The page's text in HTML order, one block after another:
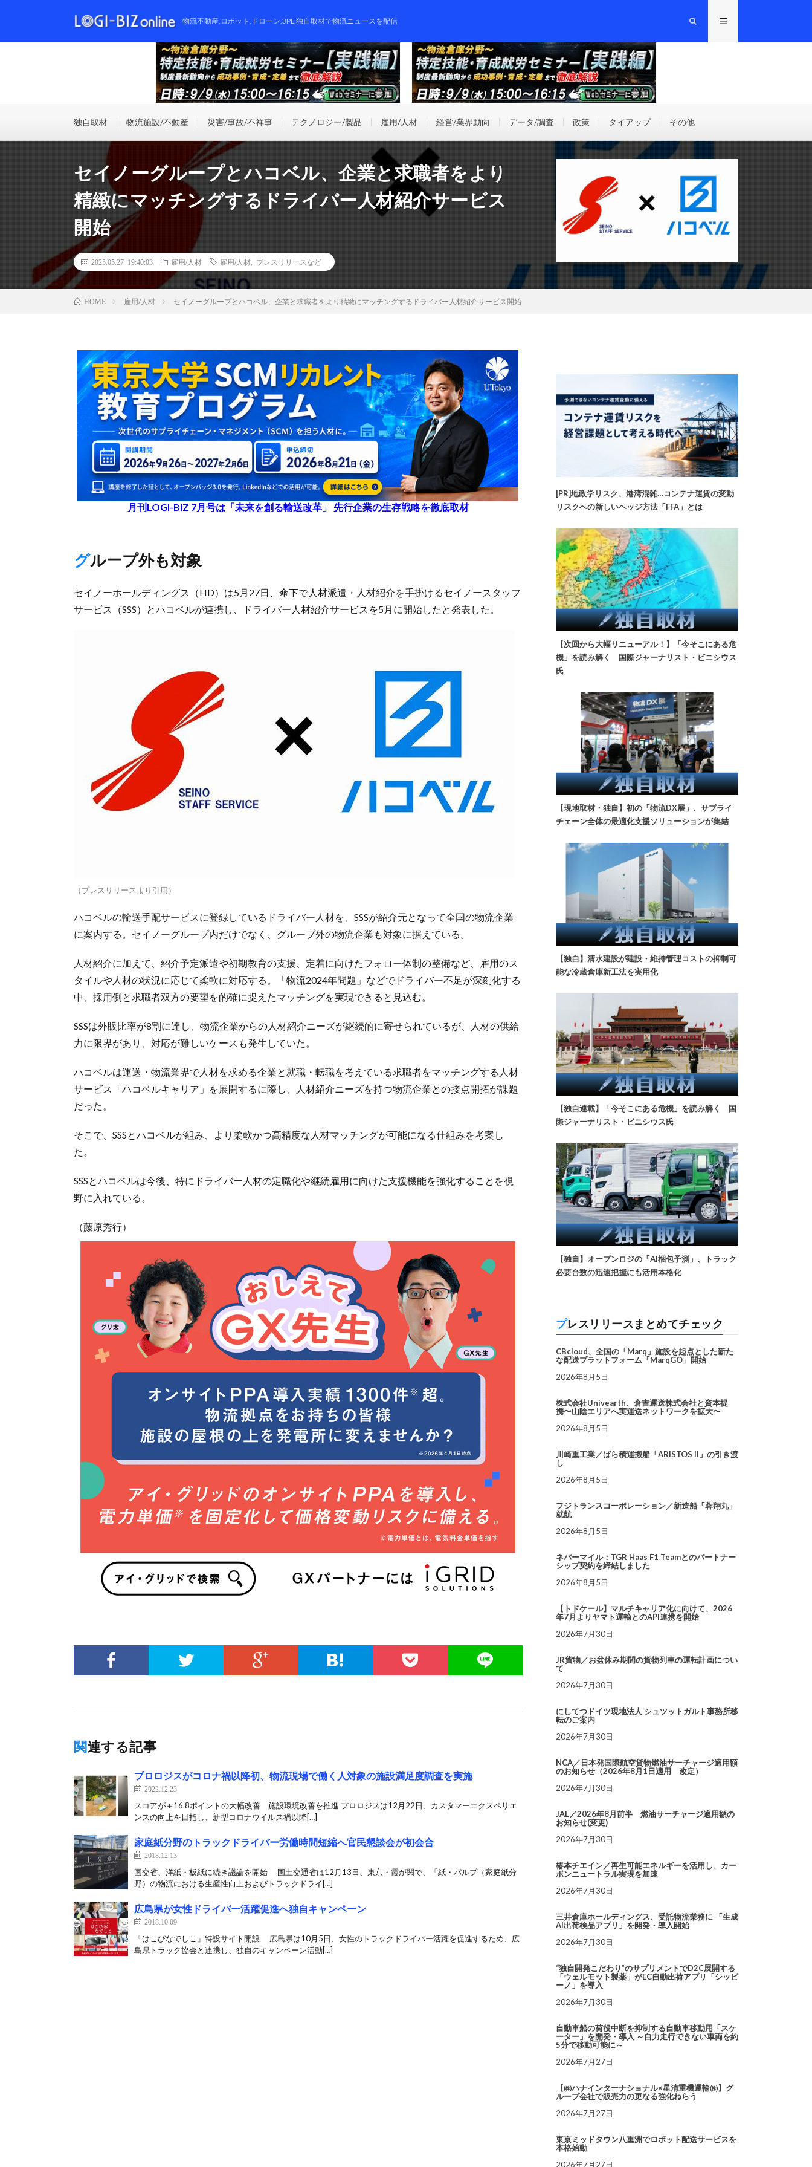
物流不動産,ロボット,ドローン,3PL,独自取材で物流ニュースを配信
独自取材 物流施設/不動産 災害/事故/不祥事 テクノロジー/製品 雇用/人材 経営/業界動向 データ/調査 政策 タイアップ その他
セイノーグループとハコベル、企業と求職者をより
精緻にマッチングするドライバー人材紹介サービス
開始
2025.05.27 19:40:03 雇用/人材 雇用/人材 プレスリリースなど
HOME 雇用/人材 セイノーグループとハコベル、企業と求職者をより精緻にマッチングするドライバー人材紹介サービス開始
月刊LOGI-BIZ 7月号は「未来を創る輸送改革」 先行企業の生存戦略を徹底取材
グループ外も対象
セイノーホールディングス（HD）は5月27日、傘下で人材派遣・人材紹介を手掛けるセイノースタッフ
サービス（SSS）とハコベルが連携し、ドライバー人材紹介サービスを5月に開始したと発表した。
（プレスリリースより引用）
ハコベルの輸送手配サービスに登録しているドライバー人材を、SSSが紹介元となって全国の物流企業
に案内する。セイノーグループ内だけでなく、グループ外の物流企業も対象に据えている。
人材紹介に加えて、紹介予定派遣や初期教育の支援、定着に向けたフォロー体制の整備など、雇用のス
タイルや人材の状況に応じて柔軟に対応する。「物流2024年問題」などでドライバー不足が深刻化する
中、採用側と求職者双方の要望を的確に捉えたマッチングを実現できると見込む。
SSSは外販比率が8割に達し、物流企業からの人材紹介ニーズが継続的に寄せられているが、人材の供給
力に限界があり、対応が難しいケースも発生していた。
ハコベルは運送・物流業界で人材を求める企業と就職・転職を考えている求職者をマッチングする人材
サービス「ハコベルキャリア」を展開するに際し、人材紹介ニーズを持つ物流企業との接点開拓が課題
だった。
そこで、SSSとハコベルが組み、より柔軟かつ高精度な人材マッチングが可能になる仕組みを考案し
た。
SSSとハコベルは今後、特にドライバー人材の定職化や継続雇用に向けた支援機能を強化することを視
野に入れている。
（藤原秀行）
関連する記事
プロロジスがコロナ禍以降初、物流現場で働く人対象の施設満足度調査を実施
2022.12.23
スコアが＋16.8ポイントの大幅改善 施設環境改善を推進 プロロジスは12月22日、カスタマーエクスペリエ
ンスの向上を目指し、新型コロナウイルス禍以降[…]
家庭紙分野のトラックドライバー労働時間短縮へ官民懇談会が初会合
2018.12.13
国交省、洋紙・板紙に続き議論を開始 国土交通省は12月13日、東京・霞が関で、「紙・パルプ（家庭紙分
野）の物流における生産性向上およびトラックドライ[…]
広島県が女性ドライバー活躍促進へ独自キャンペーン
2018.10.09
「はこびなでしこ」特設サイト開設 広島県は10月5日、女性のトラックドライバー活躍を促進するため、広
島県トラック協会と連携し、独自のキャンペーン活動[…]
[PR]地政学リスク、港湾混雑…コンテナ運賃の変動
リスクへの新しいヘッジ方法「FFA」とは
【次回から大幅リニューアル！】「今そこにある危
機」を読み解く 国際ジャーナリスト・ビニシウス
氏
【現地取材・独自】初の「物流DX展」、サプライ
チェーン全体の最適化支援ソリューションが集結
【独自】清水建設が建設・維持管理コストの抑制可
能な冷蔵倉庫新工法を実用化
【独自連載】「今そこにある危機」を読み解く 国
際ジャーナリスト・ビニシウス氏
【独自】オープンロジの「AI梱包予測」、トラック
必要台数の迅速把握にも活用本格化
プレスリリースまとめてチェック
CBcloud、全国の「Marq」施設を起点とした新た
な配送プラットフォーム「MarqGO」開始
2026年8月5日
株式会社Univearth、倉吉運送株式会社と資本提
携〜山陰エリアへ実運送ネットワークを拡大〜
2026年8月5日
川崎重工業／ばら積運搬船「ARISTOS II」の引き渡
し
2026年8月5日
フジトランスコーポレーション／新造船「蓉翔丸」
就航
2026年8月5日
ネバーマイル：TGR Haas F1 Teamとのパートナー
シップ契約を締結しました
2026年8月5日
【トドケール】マルチキャリア化に向けて、2026
年7月よりヤマト運輸とのAPI連携を開始
2026年7月30日
JR貨物／お盆休み期間の貨物列車の運転計画につい
て
2026年7月30日
にしてつドイツ現地法人 シュツットガルト事務所移
転のご案内
2026年7月30日
NCA／日本発国際航空貨物燃油サーチャージ適用額
のお知らせ（2026年8月1日適用 改定）
2026年7月30日
JAL／2026年8月前半 燃油サーチャージ適用額の
お知らせ(変更)
2026年7月30日
椿本チエイン／再生可能エネルギーを活用し、カー
ボンニュートラル実現を加速
2026年7月30日
三井倉庫ホールディングス、受託物流業務に 「生成
AI出荷検品アプリ」を開発・導入開始
2026年7月30日
“独自開発こだわり”のサプリメントでD2C展開する
「ウェルモット製薬」がEC自動出荷アプリ「シッピ
ーノ」を導入
2026年7月30日
自動車船の荷役中断を抑制する自動車移動用「スケ
ーター」を開発・導入 ～自力走行できない車両を約
5分で移動可能に～
2026年7月27日
【㈱ハナインターナショナル×星清重機運輸㈱】グ
ループ会社で販売力の更なる強化ねらう
2026年7月27日
東京ミッドタウン八重洲でロボット配送サービスを
本格始動
2026年7月27日